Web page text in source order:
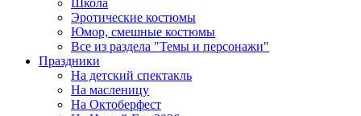
Школа
Эротические костюмы
Юмор, смешные костюмы
Все из раздела "Темы и персонажи"
Праздники
На детский спектакль
На масленицу
На Октоберфест